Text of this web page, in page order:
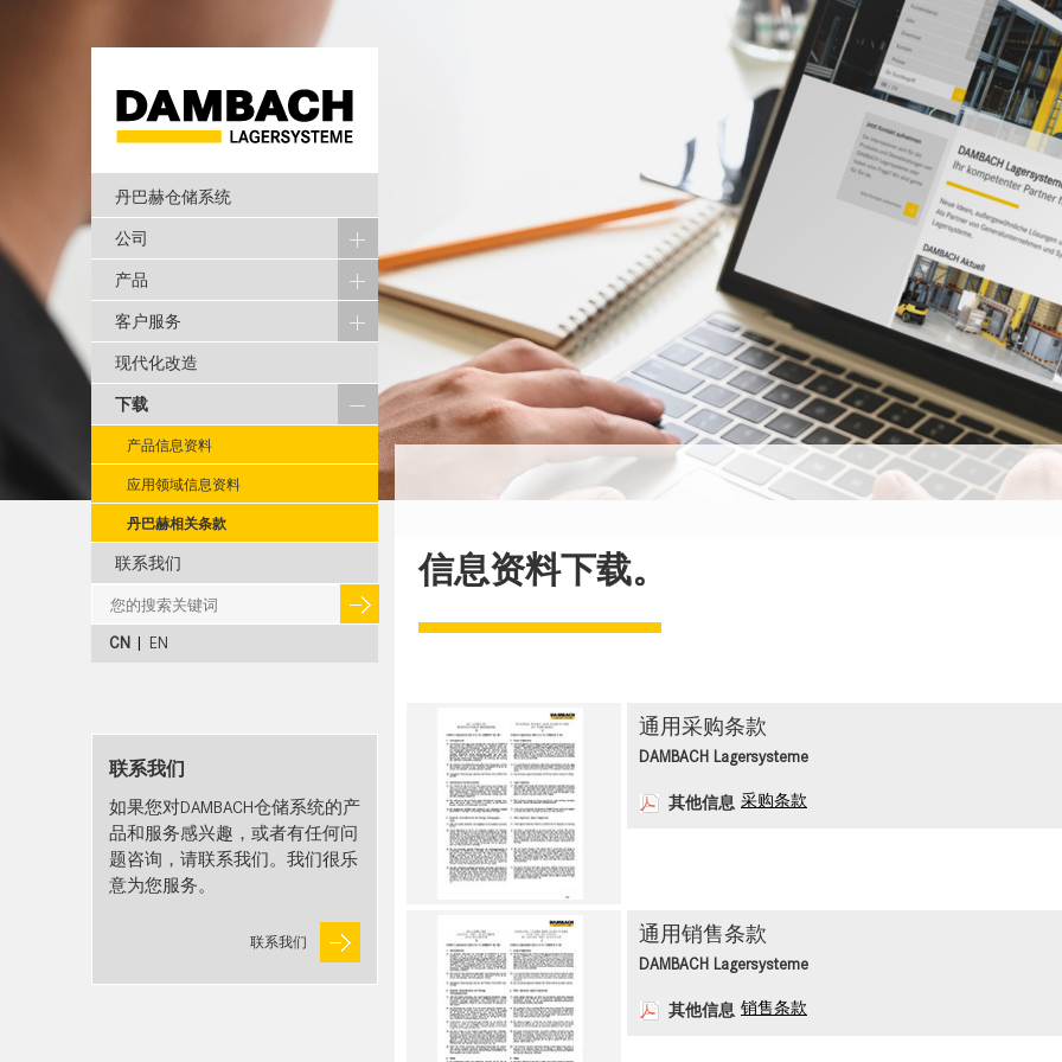
丹巴赫仓储系统
公司
产品
客户服务
现代化改造
下载
产品信息资料
应用领域信息资料
丹巴赫相关条款
联系我们
CN | EN
联系我们
如果您对DAMBACH仓储系统的产
品和服务感兴趣，或者有任何问
题咨询，请联系我们。我们很乐
意为您服务。
联系我们
信息资料下载。
通用采购条款
DAMBACH Lagersysteme
其他信息 采购条款
通用销售条款
DAMBACH Lagersysteme
其他信息 销售条款